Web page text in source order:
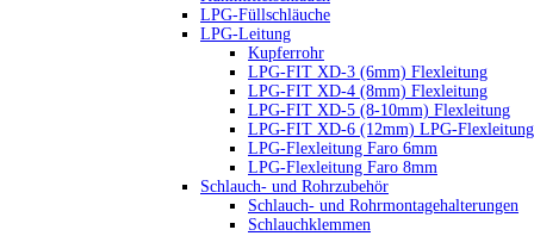
LPG-Füllschläuche
LPG-Leitung
Kupferrohr
LPG-FIT XD-3 (6mm) Flexleitung
LPG-FIT XD-4 (8mm) Flexleitung
LPG-FIT XD-5 (8-10mm) Flexleitung
LPG-FIT XD-6 (12mm) LPG-Flexleitung
LPG-Flexleitung Faro 6mm
LPG-Flexleitung Faro 8mm
Schlauch- und Rohrzubehör
Schlauch- und Rohrmontagehalterungen
Schlauchklemmen